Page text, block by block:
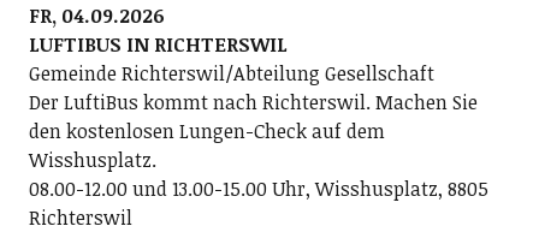
FR, 04.09.2026
LUFTIBUS IN RICHTERSWIL
Gemeinde Richterswil/Abteilung Gesellschaft
Der LuftiBus kommt nach Richterswil. Machen Sie
den kostenlosen Lungen-Check auf dem
Wisshusplatz.
08.00-12.00 und 13.00-15.00 Uhr, Wisshusplatz, 8805
Richterswil